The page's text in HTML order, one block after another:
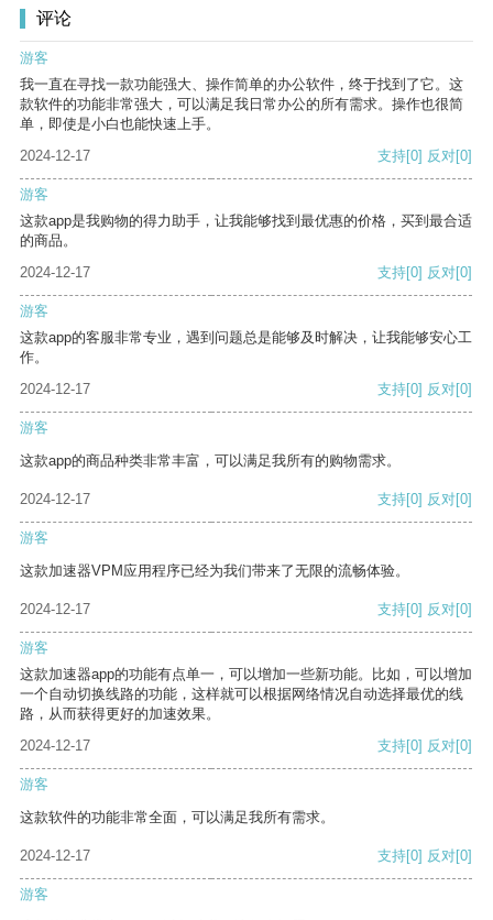
评论
游客
我一直在寻找一款功能强大、操作简单的办公软件，终于找到了它。这
款软件的功能非常强大，可以满足我日常办公的所有需求。操作也很简
单，即使是小白也能快速上手。
2024-12-17
支持[0] 反对[0]
游客
这款app是我购物的得力助手，让我能够找到最优惠的价格，买到最合适
的商品。
2024-12-17
支持[0] 反对[0]
游客
这款app的客服非常专业，遇到问题总是能够及时解决，让我能够安心工
作。
2024-12-17
支持[0] 反对[0]
游客
这款app的商品种类非常丰富，可以满足我所有的购物需求。
2024-12-17 支持[0] 反对[0]
游客
这款加速器VPM应用程序已经为我们带来了无限的流畅体验。
2024-12-17 支持[0] 反对[0]
游客
这款加速器app的功能有点单一，可以增加一些新功能。比如，可以增加
一个自动切换线路的功能，这样就可以根据网络情况自动选择最优的线
路，从而获得更好的加速效果。
2024-12-17
支持[0] 反对[0]
游客
这款软件的功能非常全面，可以满足我所有需求。
2024-12-17 支持[0] 反对[0]
游客